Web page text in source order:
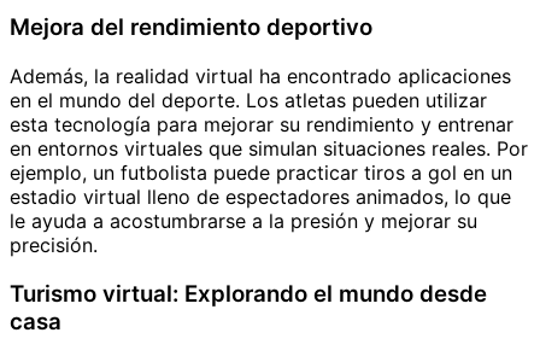
Mejora del rendimiento deportivo
Además, la realidad virtual ha encontrado aplicaciones
en el mundo del deporte. Los atletas pueden utilizar
esta tecnología para mejorar su rendimiento y entrenar
en entornos virtuales que simulan situaciones reales. Por
ejemplo, un futbolista puede practicar tiros a gol en un
estadio virtual lleno de espectadores animados, lo que
le ayuda a acostumbrarse a la presión y mejorar su
precisión.
Turismo virtual: Explorando el mundo desde
casa